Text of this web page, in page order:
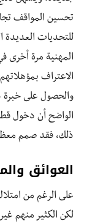
تحسين المواقف
للتحديات العديدة
المهنية مرة أخرى
الاعتراف
والحصول على
الواضح أن دخول
ذلك، فقد صمم معظم
العوائق
على الرغم من
لكن الكثير منهم